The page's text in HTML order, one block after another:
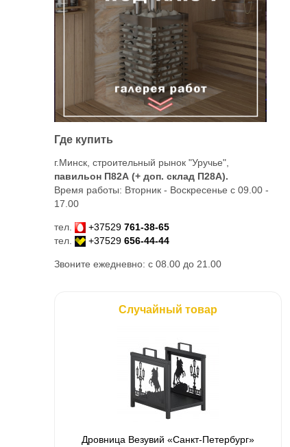
Где купить
г.Минск, строительный рынок "Уручье",
павильон П82А (+ доп. склад П28А).
Время работы: Вторник - Воскресенье с 09.00 -
17.00
тел. +37529 761-38-65
тел.
+37529 656-44-44
Звоните ежедневно: с 08.00 до 21.00
Случайный товар
Дровница Везувий «Санкт-Петербург»